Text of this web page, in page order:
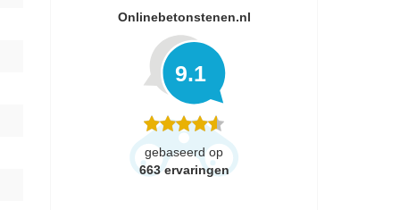
Onlinebetonstenen.nl
9.1
gebaseerd op
663 ervaringen